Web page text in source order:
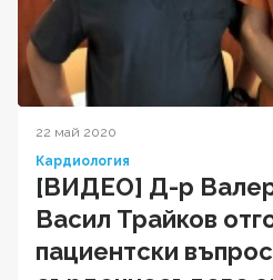
22 май 2020
Кардиология
[ВИДЕО] Д-р
Васил Трайков
пациентски